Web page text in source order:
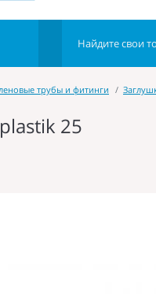
трубы и фитинги
25